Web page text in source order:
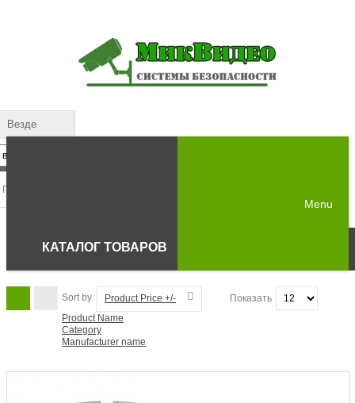
Везде
КАТАЛОГ ТОВАРОВ
Menu
Sort by
Product Price +/-
Product Name
Category
Manufacturer name
Показать